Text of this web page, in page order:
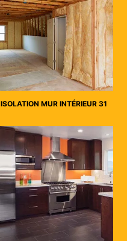
ISOLATION MUR INTÉRIEUR 31